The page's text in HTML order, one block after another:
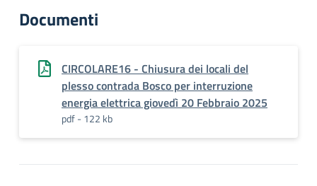
Documenti
CIRCOLARE16 - Chiusura dei locali del
plesso contrada Bosco per interruzione
energia elettrica giovedì 20 Febbraio 2025
pdf - 122 kb